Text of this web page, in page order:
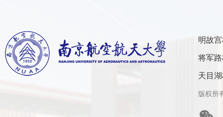
明故
将军
天目
版权所